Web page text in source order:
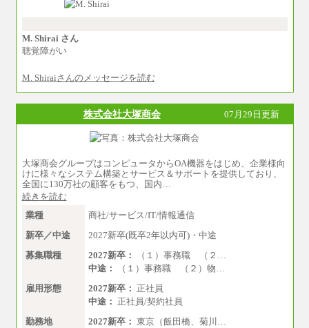
り高い職責を担う方については、さらに高い金
※上記に加え、所定労働時間外に勤務をし
ん。
中途：
＜募集各社・全職種共通＞
※試用期間中の給与に変更はありません。
※経験・能力を考慮し、当社規定により決定い
M. Shirai さん
聴覚障がい
M. Shiraiさんのメッセージを読む
株式会社大塚商会 07月29日更新
大塚商会グループはコンピュータからOA機器をはじめ、企業様向
けに様々なシステム構築とサービス＆サポートを提供しており、
全国に130万社の顧客をもつ、国内…
続きを読む
業種
商社/サービス/IT/情報通信
新卒／中途
2027新卒(既卒2年以内可)・中途
募集職種
2027新卒：
（１）事務職 （２…
中途：
（１）事務職 （２）物…
雇用形態
2027新卒： 正社員
中途： 正社員/契約社員
勤務地
2027新卒： 東京（飯田橋、菊川…